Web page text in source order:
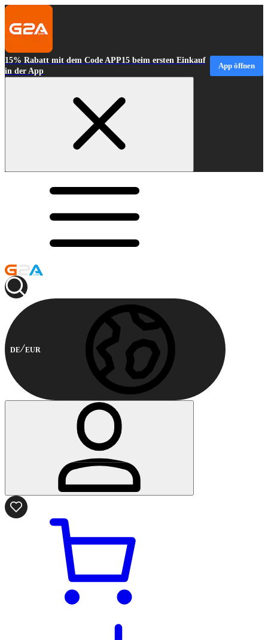
15% Rabatt mit dem Code APP15 beim ersten Einkauf
in der App
App öffnen
DE EUR